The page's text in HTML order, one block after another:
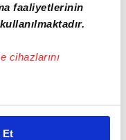
faaliyetlerinin
cihazlarını
özel
Et
STOİLOV